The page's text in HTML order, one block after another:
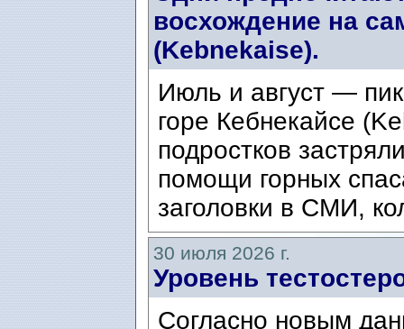
восхождение на
(Kebnekaise).
Июль и август — пик
горе Кебнекайсе
подростков
помощи горных
заголовки в СМИ,
30 июля 2026 г.
Уровень
Согласно новым